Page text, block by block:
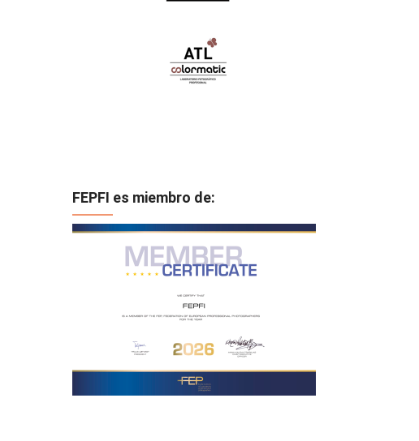
FEPFI es miembro de: